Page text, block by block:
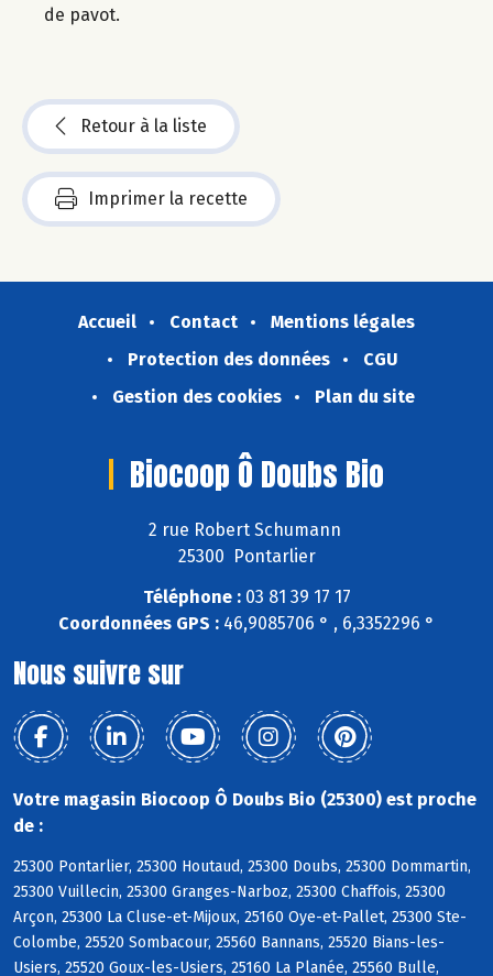
de pavot.
Retour à la liste
Imprimer la recette
Accueil Contact
Mentions légales
Protection des données
CGU
Gestion des cookies
Plan du site
Biocoop Ô Doubs Bio
2 rue Robert Schumann
25300 Pontarlier
Téléphone :03 81 39 17 17
Coordonnées GPS : 46,9085706 ° , 6,3352296 °
Nous suivre sur
Votre magasin Biocoop Ô Doubs Bio (25300) est proche
de :
25300 Pontarlier, 25300 Houtaud, 25300 Doubs, 25300 Dommartin,
25300 Vuillecin, 25300 Granges-Narboz, 25300 Chaffois, 25300
Arçon, 25300 La Cluse-et-Mijoux, 25160 Oye-et-Pallet, 25300 Ste-
Colombe, 25520 Sombacour, 25560 Bannans, 25520 Bians-les-
Usiers, 25520 Goux-les-Usiers, 25160 La Planée, 25560 Bulle,